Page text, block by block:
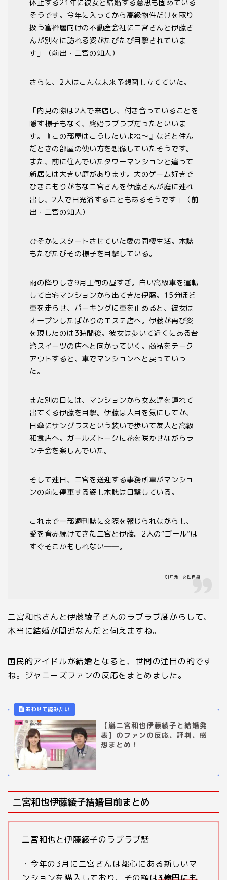
休止する21 年に彼女と結婚する意思も固めている
そうです。今年に入ってから高級物件だけを取り
扱う富裕層向けの不動産会社に二宮さんと伊藤さ
んが別々に訪れる姿がたびたび目撃されていま
す」（前出・二宮の知人）
さらに、 2人はこんな未来予想図も立てていた。
「内見の際は2人で来店し、付き合っていることを
隠す様子もなく、終始ラブラブだったといいま
す。『この部屋はこうしたいよね～』などと住ん
だときの部屋の使い方を想像していたそうです。
また、前に住んでいたタワーマンションと違って
新居には大きい庭があります。大のゲーム好きで
ひきこもりがちな二宮さんを伊藤さんが庭に連れ
出し、 2人で日光浴することもあるそうです」（前
出・二宮の知人）
ひそかにスタートさせていた愛の同棲生活。本誌
もたびたびその様子を目撃している。
雨の降りしき9月上旬の昼すぎ。白い高級車を運転
して自宅マンションから出てきた伊藤。 15分ほど
車を走らせ、パーキングに車を止めると、彼女は
オープンしたばかりのエステ店へ。伊藤が再び姿
を現したのは3時間後。彼女は歩いて近くにある台
湾スイーツの店へと向かっていく。商品をテーク
アウトすると、車でマンションへと戻っていっ
た。
また別の日には、マンションから女友達を連れて
出てくる伊藤を目撃。伊藤は人目を気にしてか、
日傘にサングラスという装いで歩いて友人と高級
和食店へ。ガールズトークに花を咲かせながらラ
ンチ会を楽しんでいた。
そして連日、二宮を送迎する事務所車がマンショ
ンの前に停車する姿も本誌は目撃している。
これまで一部週刊誌に交際を報じられながらも、
愛を育み続けてきた二宮と伊藤。 2人の“ゴール”は
すぐそこかもしれない――。
引用元ー女性自身
二宮和也さんと伊藤綾子さんのラブラブ度からして、
本当に結婚が間近なんだと伺えますね。
国民的アイドルが結婚となると、世間の注目の的です
ね。ジャニーズファンの反応をまとめました。
【嵐二宮和也伊藤綾子と結婚発
表】のファンの反応、評判、感
想まとめ！
二宮和也伊藤綾子結婚目前まとめ
二宮和也と伊藤綾子のラブラブ話
・今年の3月に二宮さんは都心にある新しいマ
ンションを購入しており、その額は3億円にも